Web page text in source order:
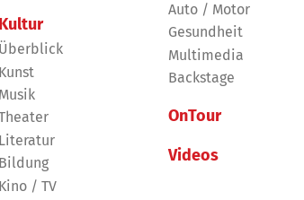
Kultur
Überblick
Kunst
Musik
Literatur
Bildung
Kino / TV
Auto / Motor
Gesundheit
Multimedia
Backstage
OnTour
Videos